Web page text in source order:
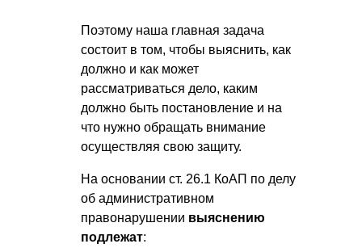
Поэтому наша главная задача
состоит в том, чтобы выяснить, как
должно и как может
рассматриваться дело, каким
должно быть постановление и на
что нужно обращать внимание
осуществляя свою защиту.
На основании ст. 26.1 КоАП по делу
об административном
правонарушении выяснению
подлежат: